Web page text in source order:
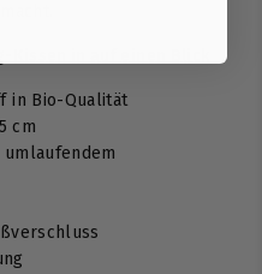
Kissen in auf einen Blick
in Bio-Qualität
cm